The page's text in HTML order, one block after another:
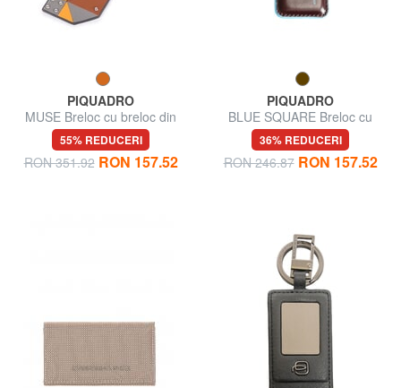
PIQUADRO
MUSE Breloc cu breloc din
piele
55% REDUCERI
RON 351.92 RON 157.52
PIQUADRO
BLUE SQUARE Breloc cu
carabină
36% REDUCERI
RON 246.87 RON 157.52